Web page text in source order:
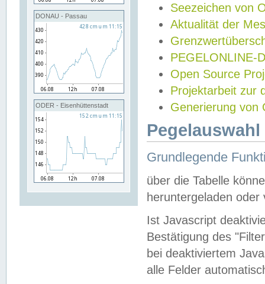
DONAU - Passau
ODER - Eisenhüttenstadt
Seezeichen von
Aktualität der
PEGELONLINE-
Open Source
Projektarbeit zur
Generierung von
Grundlegende
über die Tabelle
heruntergeladen oder
Ist Javascript
Bestätigung des
bei deaktiviertem
alle Felder